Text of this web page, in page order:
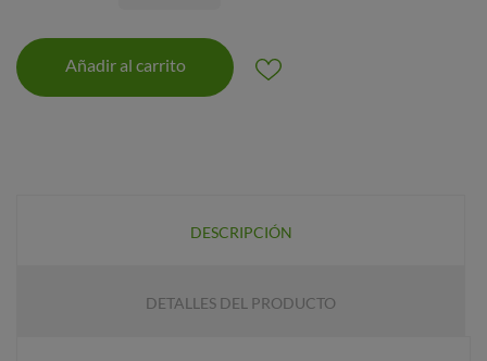
Añadir al carrito
DESCRIPCIÓN
DETALLES DEL PRODUCTO